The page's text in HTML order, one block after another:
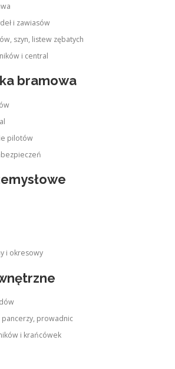
i zawiasów
szyn, listew zębatych
i central
bramowa
pilotów
i okresowy
pancerzy, prowadnic
i krańcówek